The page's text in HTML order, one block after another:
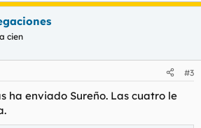
cien
#3
ha enviado Sureño. Las cuatro le